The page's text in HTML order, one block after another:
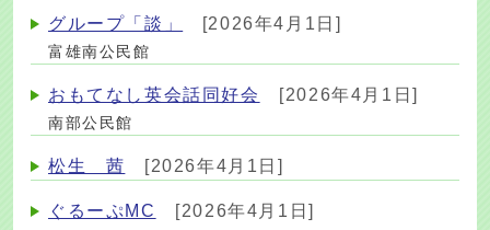
グループ「談」 [2026年4月1日]
富雄南公民館
おもてなし英会話同好会 [2026年4月1日]
南部公民館
松生 茜 [2026年4月1日]
ぐるーぷMC [2026年4月1日]